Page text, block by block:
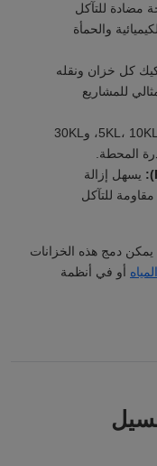
مضادة للتآكل
والحمأة
كل خزان ونقله
للمشاريع
يتوفر بسعات 5KL، 10KL، 20KL، و30KL
المحطة.
يسهل إزالة
مقاومة للتآكل
دمج هذه الخزانات
أو في أنظمة